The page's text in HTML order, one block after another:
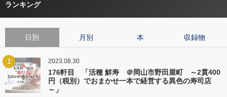
ランキング
日別 月別 本 収録物
1 2023.08.30
176軒目 「活種 鮮寿 ＠岡山市野田屋町 ～2貫400
円（税別）でおまかせ一本で経営する異色の寿司店
～」